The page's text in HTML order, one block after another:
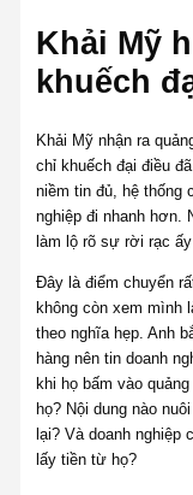
Khải Mỹ
khuếch
Khải Mỹ nhận ra
chỉ khuếch đại điều
niềm tin đủ, hệ thống
nghiệp đi nhanh hơn.
làm lộ rõ sự rời rạc
Đây là điểm chuyển
không còn xem mình
theo nghĩa hẹp. Anh
hàng nên tin doanh
khi họ bấm vào
họ? Nội dung nào
lại? Và doanh nghiệp
lấy tiền từ họ?